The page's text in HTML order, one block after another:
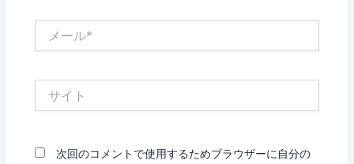
次回のコメントで使用するためブラウザーに自分の